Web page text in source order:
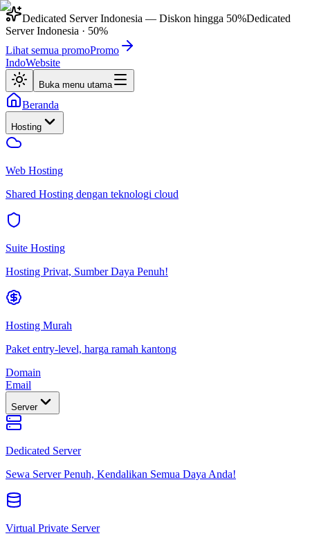
Dedicated Server Indonesia — Diskon hingga 50%Dedicated
Server Indonesia · 50%
Lihat semua promoPromo
IndoWebsite
Buka menu utama
Beranda
Hosting
Web Hosting
Shared Hosting dengan teknologi cloud
Suite Hosting
Hosting Privat, Sumber Daya Penuh!
Hosting Murah
Paket entry-level, harga ramah kantong
Domain
Email
Server
Dedicated Server
Sewa Server Penuh, Kendalikan Semua Daya Anda!
Virtual Private Server